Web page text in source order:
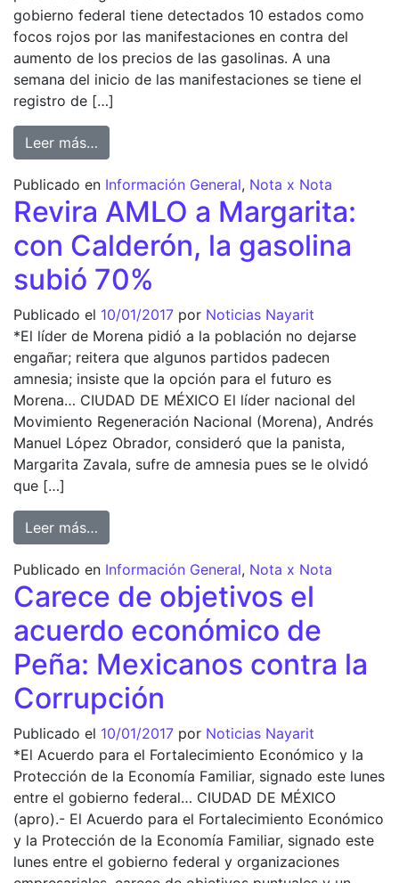
gobierno federal tiene detectados 10 estados como
focos rojos por las manifestaciones en contra del
aumento de los precios de las gasolinas. A una
semana del inicio de las manifestaciones se tiene el
registro de […]
Leer más…
Publicado en Información General, Nota x Nota
Revira AMLO a Margarita:
con Calderón, la gasolina
subió 70%
Publicado el 10/01/2017 por Noticias Nayarit
*El líder de Morena pidió a la población no dejarse
engañar; reitera que algunos partidos padecen
amnesia; insiste que la opción para el futuro es
Morena… CIUDAD DE MÉXICO El líder nacional del
Movimiento Regeneración Nacional (Morena), Andrés
Manuel López Obrador, consideró que la panista,
Margarita Zavala, sufre de amnesia pues se le olvidó
que […]
Leer más…
Publicado en Información General, Nota x Nota
Carece de objetivos el
acuerdo económico de
Peña: Mexicanos contra la
Corrupción
Publicado el 10/01/2017 por Noticias Nayarit
*El Acuerdo para el Fortalecimiento Económico y la
Protección de la Economía Familiar, signado este lunes
entre el gobierno federal… CIUDAD DE MÉXICO
(apro).- El Acuerdo para el Fortalecimiento Económico
y la Protección de la Economía Familiar, signado este
lunes entre el gobierno federal y organizaciones